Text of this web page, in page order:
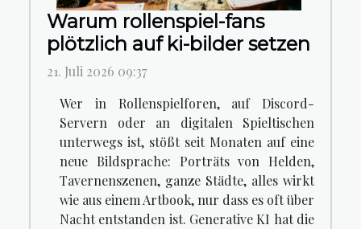
Warum rollenspiel-fans
plötzlich auf ki-bilder setzen
21. Juli 2026 09:37
Wer in Rollenspielforen, auf Discord-
Servern oder an digitalen Spieltischen
unterwegs ist, stößt seit Monaten auf eine
neue Bildsprache: Porträts von Helden,
Tavernenszenen, ganze Städte, alles wirkt
wie aus einem Artbook, nur dass es oft über
Nacht entstanden ist. Generative KI hat die